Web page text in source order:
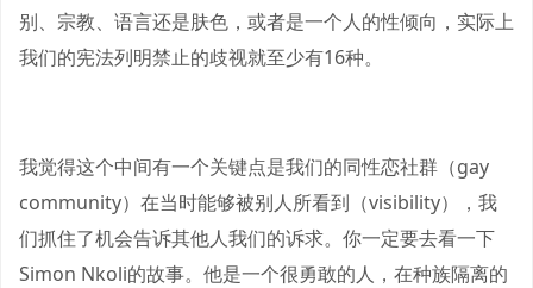
别、宗教、语言还是肤色，或者是一个人的性倾向，实际上
我们的宪法列明禁止的歧视就至少有16种。
我觉得这个中间有一个关键点是我们的同性恋社群（gay
community）在当时能够被别人所看到（visibility），我
们抓住了机会告诉其他人我们的诉求。你一定要去看一下
Simon Nkoli的故事。他是一个很勇敢的人，在种族隔离的